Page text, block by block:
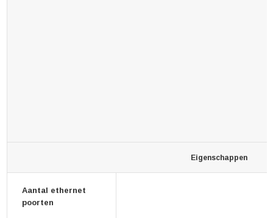
Eigenschappen
Aantal ethernet
poorten